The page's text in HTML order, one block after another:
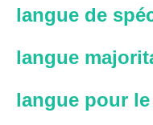
langue de
langue
langue pour